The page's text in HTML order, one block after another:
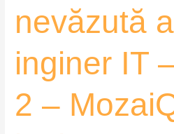
nevăzută
inginer IT
2 –
nevăzută
unui
inginer
IT
–